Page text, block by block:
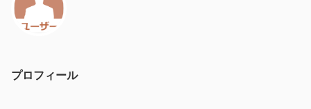
プロフィール